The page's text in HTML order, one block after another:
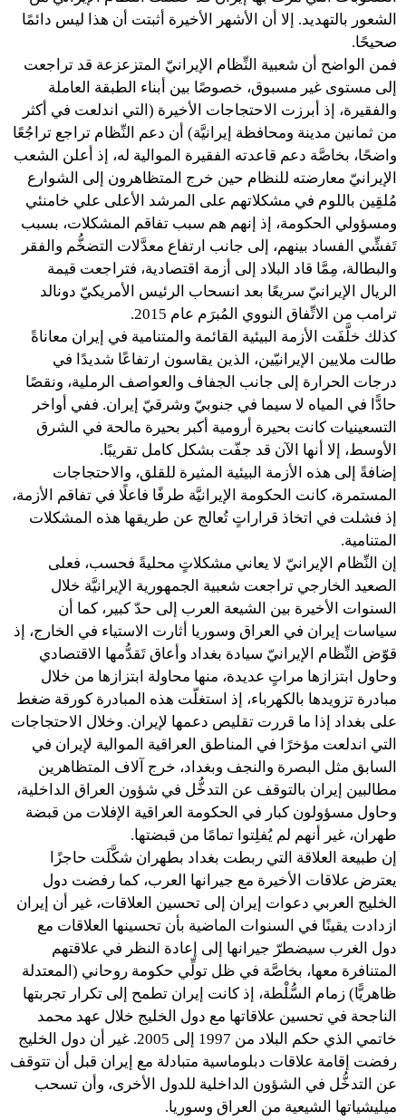
الشعور بالتهديد. إلا أن الأشهر الأخيرة أثبتت أن هذا ليس دائمًا
صحيحًا.
فمن الواضح أن شعبية النِّظام الإيرانيّ المتزعزعة قد تراجعت
إلى مستوى غير مسبوق، خصوصًا بين أبناء الطبقة العاملة
والفقيرة، إذ أبرزت الاحتجاجات الأخيرة (التي اندلعت في أكثر
من ثمانين مدينة ومحافظة إيرانيَّة) أن دعم النِّظام تراجع تراجُعًا
واضحًا، بخاصَّة دعم قاعدته الفقيرة الموالية له، إذ أعلن الشعب
الإيرانيّ معارضته للنظام حين خرج المتظاهرون إلى الشوارع
مُلقِين باللوم في مشكلاتهم على المرشد الأعلى علي خامنئي
ومسؤولي الحكومة، إذ إنهم هم سبب تفاقم المشكلات، بسبب
تَفشِّي الفساد بينهم، إلى جانب ارتفاع معدَّلات التضخُّم والفقر
والبطالة، مِمَّا قاد البلاد إلى أزمة اقتصادية، فتراجعت قيمة
الريال الإيرانيّ سريعًا بعد انسحاب الرئيس الأمريكيّ دونالد
ترامب من الاتِّفاق النووي المُبرَم عام 2015.
كذلك خلَّفَت الأزمة البيئية القائمة والمتنامية في إيران معاناةً
طالت ملايين الإيرانيّين، الذين يقاسون ارتفاعًا شديدًا في
درجات الحرارة إلى جانب الجفاف والعواصف الرملية، ونقصًا
حادًّا في المياه لا سيما في جنوبيّ وشرقيّ إيران. ففي أواخر
التسعينيات كانت بحيرة أرومية أكبر بحيرة مالحة في الشرق
الأوسط، إلا أنها الآن قد جفّت بشكل كامل تقريبًا.
إضافةً إلى هذه الأزمة البيئية المثيرة للقلق، والاحتجاجات
المستمرة، كانت الحكومة الإيرانيَّة طرفًا فاعلًا في تفاقم الأزمة،
إذ فشلت في اتخاذ قراراتٍ تُعالج عن طريقها هذه المشكلات
المتنامية.
إن النِّظام الإيرانيّ لا يعاني مشكلاتٍ محليةً فحسب، فعلى
الصعيد الخارجي تراجعت شعبية الجمهورية الإيرانيَّة خلال
السنوات الأخيرة بين الشيعة العرب إلى حدّ كبير، كما أن
سياسات إيران في العراق وسوريا أثارت الاستياء في الخارج، إذ
قوّض النِّظام الإيرانيّ سيادة بغداد وأعاق تَقدُّمها الاقتصادي
وحاول ابتزازها مراتٍ عديدة، منها محاولة ابتزازها من خلال
مبادرة تزويدها بالكهرباء، إذ استغلّت هذه المبادرة كورقة ضغط
على بغداد إذا ما قررت تقليص دعمها لإيران. وخلال الاحتجاجات
التي اندلعت مؤخرًا في المناطق العراقية الموالية لإيران في
السابق مثل البصرة والنجف وبغداد، خرج آلاف المتظاهرين
مطالبين إيران بالتوقف عن التدخُّل في شؤون العراق الداخلية،
وحاول مسؤولون كبار في الحكومة العراقية الإفلات من قبضة
طهران، غير أنهم لم يُفلِتوا تمامًا من قبضتها.
إن طبيعة العلاقة التي ربطت بغداد بطهران شكَّلَت حاجزًا
يعترض علاقات الأخيرة مع جيرانها العرب، كما رفضت دول
الخليج العربي دعوات إيران إلى تحسين العلاقات، غير أن إيران
ازدادت يقينًا في السنوات الماضية بأن تحسينها العلاقات مع
دول الغرب سيضطرّ جيرانها إلى إعادة النظر في علاقتهم
المتنافرة معها، بخاصَّة في ظل تولِّي حكومة روحاني (المعتدلة
ظاهريًّا) زمام السُّلْطة، إذ كانت إيران تطمح إلى تكرار تجربتها
الناجحة في تحسين علاقاتها مع دول الخليج خلال عهد محمد
خاتمي الذي حكم البلاد من 1997 إلى 2005. غير أن دول الخليج
رفضت إقامة علاقات دبلوماسية متبادلة مع إيران قبل أن تتوقف
عن التدخُّل في الشؤون الداخلية للدول الأخرى، وأن تسحب
ميليشياتها الشيعية من العراق وسوريا.